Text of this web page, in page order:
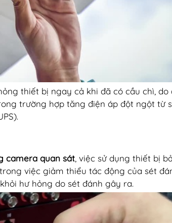
thiết bị ngay cả khi đã có cầu chì, do
trường hợp tăng điện áp đột ngột từ
camera quan sát , việc sử dụng thiết bị
việc giảm thiểu tác động của sét
hư hỏng do sét đánh gây ra.